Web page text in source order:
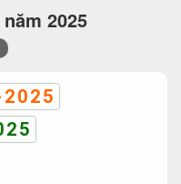
2025